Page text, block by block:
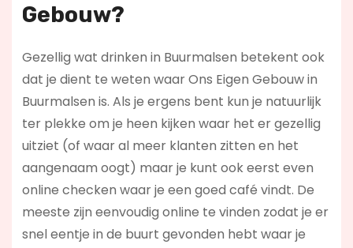
Gebouw?
Gezellig wat drinken in Buurmalsen betekent ook
dat je dient te weten waar Ons Eigen Gebouw in
Buurmalsen is. Als je ergens bent kun je natuurlijk
ter plekke om je heen kijken waar het er gezellig
uitziet (of waar al meer klanten zitten en het
aangenaam oogt) maar je kunt ook eerst even
online checken waar je een goed café vindt. De
meeste zijn eenvoudig online te vinden zodat je er
snel eentje in de buurt gevonden hebt waar je